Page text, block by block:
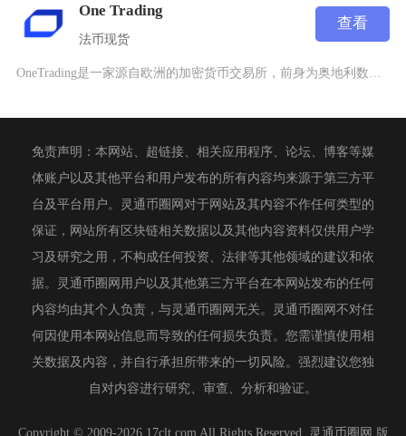
One Trading
法币现货
查看
免责声明：本网站、超链接、相关应用程序、论坛、博客等媒
体账户以及其他平台和用户发布的所有内容均来源于第三方平
台及平台用户。灵通币圈网对于网站及其内容不作任何类型的
保证，网站所有区块链相关数据以及其他内容资料仅供用户学
习及研究之用，不构成任何投资、法律等其他领域的建议和依
据。灵通币圈网用户以及其他第三方平台在本网站发布的任何
内容均由其个人负责，与灵通币圈网无关。灵通币圈网不对任
何因使用本网站信息而导致的任何损失负责。您需谨慎使用相
关数据及内容，并自行承担所带来的一切风险。强烈建议您独
自对内容进行研究、审查、分析和验证。
Copyright © 2009-2026 17clt.com All Rights Reserved. 灵通币圈网 版